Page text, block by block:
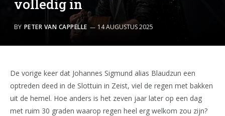
volledig in
BY PETER VAN CAPPELLE 14 AUGUSTUS 2025
De vorige keer dat Johannes Sigmund alias Blaudzun een
optreden deed in de Slottuin in Zeist, viel de regen met bakken
uit de hemel. Hoe anders is het zeven jaar later op een dag
met ruim 30 graden waarop regen heel erg welkom zou zijn?